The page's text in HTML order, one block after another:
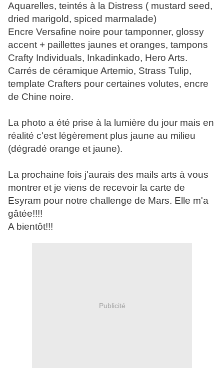
Aquarelles, teintés à la Distress ( mustard seed,
dried marigold, spiced marmalade)
Encre Versafine noire pour tamponner, glossy
accent + paillettes jaunes et oranges, tampons
Crafty Individuals, Inkadinkado, Hero Arts.
Carrés de céramique Artemio, Strass Tulip,
template Crafters pour certaines volutes, encre
de Chine noire.
La photo a été prise à la lumière du jour mais en
réalité c'est légèrement plus jaune au milieu
(dégradé orange et jaune).
La prochaine fois j'aurais des mails arts à vous
montrer et je viens de recevoir la carte de
Esyram pour notre challenge de Mars. Elle m'a
gâtée!!!!
A bientôt!!!
Publicité